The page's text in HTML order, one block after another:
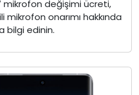
mikrofon değişimi ücreti,
onarımı hakkında
bilgi edinin.